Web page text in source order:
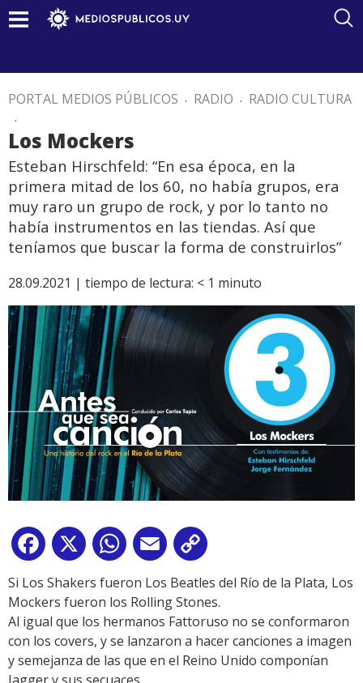
PORTAL MEDIOS PÚBLICOS . RADIO . RADIO CULTURA
.
Los Mockers
Esteban Hirschfeld: “En esa época, en la
primera mitad de los 60, no había grupos, era
muy raro un grupo de rock, y por lo tanto no
había instrumentos en las tiendas. Así que
teníamos que buscar la forma de construirlos”
28.09.2021 | tiempo de lectura: < 1 minuto
Facebook
X WhatsApp
Email
Link
Si Los Shakers fueron Los Beatles del Río de la Plata, Los
Mockers fueron los Rolling Stones.
Al igual que los hermanos Fattoruso no se conformaron
con los covers, y se lanzaron a hacer canciones a imagen
y semejanza de las que en el Reino Unido componían